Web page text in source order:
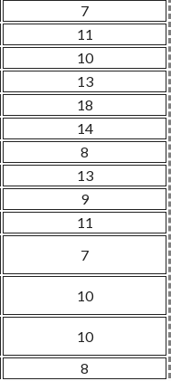
7
11
10
13
18
14
8
13
9
11
7
10
10
8